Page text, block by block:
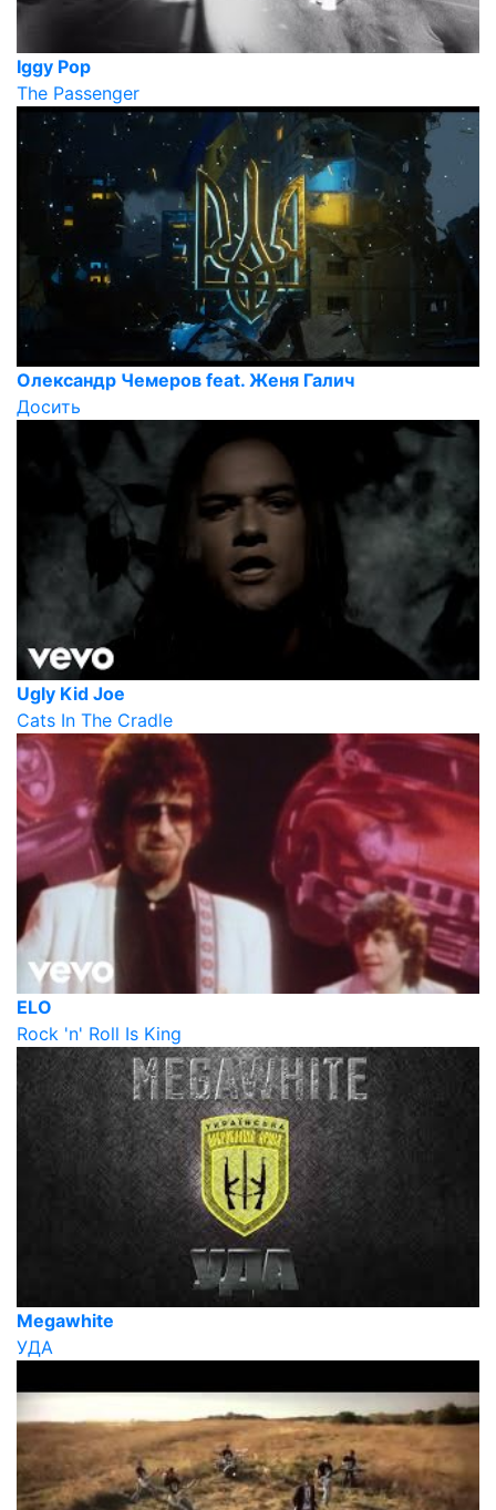
Iggy Pop
The Passenger
Олександр Чемеров feat. Женя Галич
Досить
Ugly Kid Joe
Cats In The Cradle
ELO
Rock 'n' Roll Is King
Megawhite
УДА